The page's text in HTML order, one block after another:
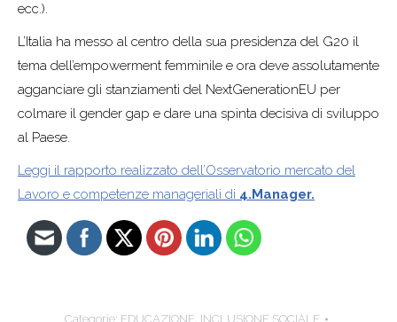
ecc.).
L’Italia ha messo al centro della sua presidenza del G20 il
tema dell’empowerment femminile e ora deve assolutamente
agganciare gli stanziamenti del NextGenerationEU per
colmare il gender gap e dare una spinta decisiva di sviluppo
al Paese.
Leggi il rapporto realizzato dell’Osservatorio mercato del
Lavoro e competenze manageriali di 4.Manager.
Categorie: EDUCAZIONE INCLUSIONE SOCIALE